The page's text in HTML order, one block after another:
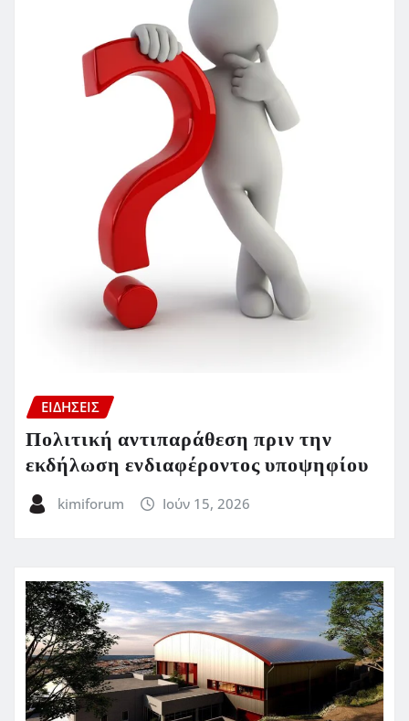
ΕΙΔΗΣΕΙΣ
Πολιτική αντιπαράθεση πριν την
εκδήλωση ενδιαφέροντος υποψηφίου
kimiforum Ιούν 15, 2026